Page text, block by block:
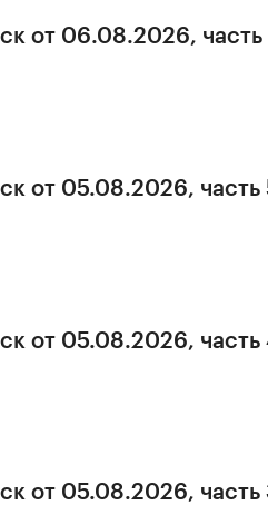
от 06.08.2026, часть
от 05.08.2026, часть
от 05.08.2026, часть
от 05.08.2026, часть